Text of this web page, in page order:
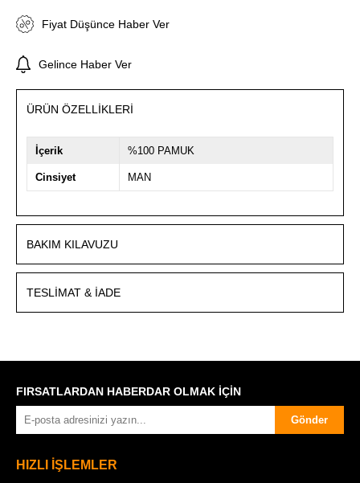
Fiyat Düşünce Haber Ver
Gelince Haber Ver
ÜRÜN ÖZELLIKLERI
İçerik %100 PAMUK
Cinsiyet MAN
BAKIM KILAVUZU
TESLIMAT & İADE
FIRSATLARDAN HABERDAR OLMAK İÇİN
Gönder
HIZLI İŞLEMLER